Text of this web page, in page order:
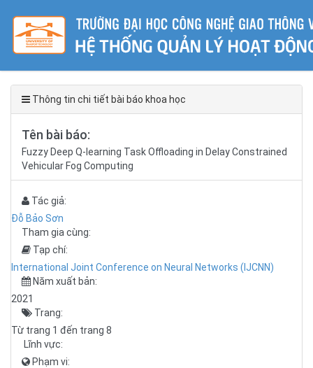
Thông tin chi tiết bài báo khoa học
Tên bài báo:
Fuzzy Deep Q-learning Task Offloading in Delay Constrained
Vehicular Fog Computing
Tác giả:
Đỗ Bảo Sơn
Tham gia cùng:
Tạp chí:
International Joint Conference on Neural Networks (IJCNN)
Năm xuất bản:
2021
Trang:
Từ trang 1 đến trang 8
Lĩnh vực:
Phạm vi: